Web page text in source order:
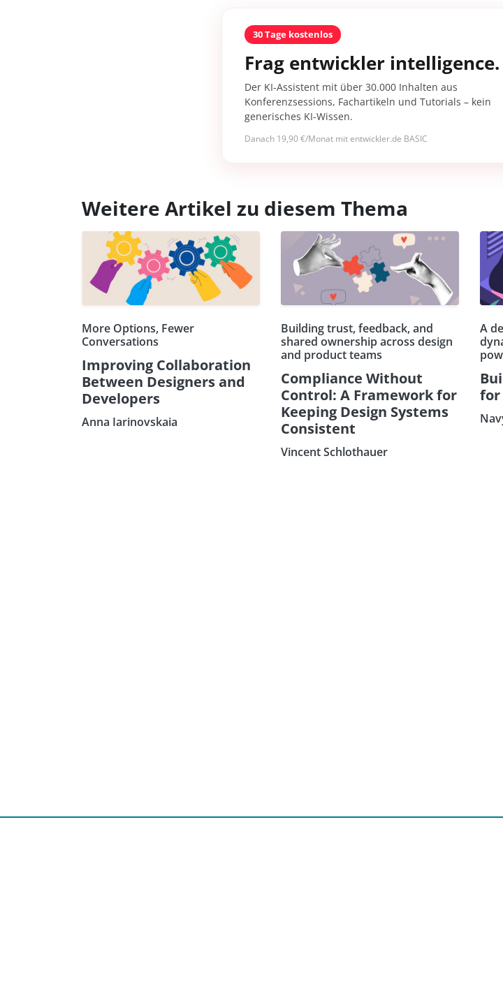
30 Tage kostenlos
Frag entwickler intelligence.
Der KI-Assistent mit über 30.000 Inhalten aus
Konferenzsessions, Fachartikeln und Tutorials – kein
generisches KI-Wissen.
Danach 19,90 €/Monat mit entwickler.de BASIC
Weitere Artikel zu diesem Thema
More Options, Fewer
Conversations
Improving Collaboration
Between Designers and
Developers
Anna Iarinovskaia
Building trust, feedback, and
shared ownership across design
and product teams
Compliance Without
Control: A Framework for
Keeping Design Systems
Consistent
Vincent Schlothauer
A
for